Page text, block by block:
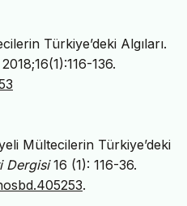
Türkiye’deki Algıları.
136.
Mültecilerin Türkiye’deki
Dergisi16 (1): 116-36.
.